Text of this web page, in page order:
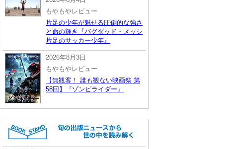
もやもやレビュー
片足の少年が魅せる圧倒的な強さ
と命の輝き『バグダッド・メッシ
片足のサッカー少年』
2026年8月3日
もやもやレビュー
【無観客！ 誰も観ない映画祭 第
58回】『ゾンビライダー』